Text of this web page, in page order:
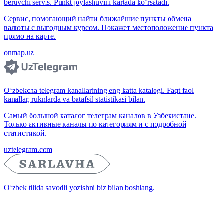
beruvchi servis. Punkt joylashuvini kartada ko‘rsatadi.
Сервис, помогающий найти ближайшие пункты обмена
валюты с выгодным курсом. Покажет местоположение пункта
прямо на карте.
onmap.uz
O‘zbekcha telegram kanallarining eng katta katalogi. Faqt faol
kanallar, ruknlarda va batafsil statistikasi bilan.
Самый большой каталог телеграм каналов в Узбекистане.
Только активные каналы по категориям и с подробной
статистикой.
uztelegram.com
O‘zbek tilida savodli yozishni biz bilan boshlang.